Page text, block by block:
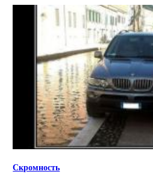
Скромность